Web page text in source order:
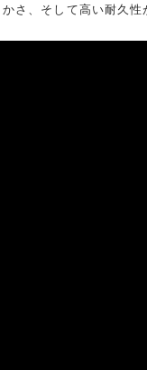
さ、そして高い耐久性